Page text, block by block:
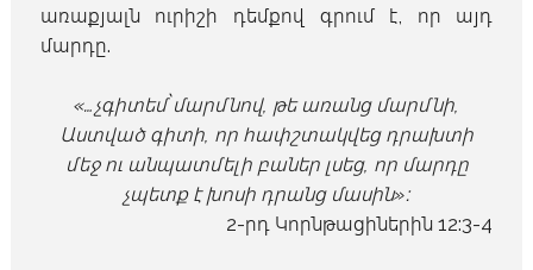
առաքյալն ուրիշի դեմքով գրում է, որ այդ
մարդը.
«…չգիտեմ՝ մարմնով, թե առանց մարմնի,
Աստված գիտի, որ հափշտակվեց դրախտի
մեջ ու անպատմելի բաներ լսեց, որ մարդը
չպետք է խոսի դրանց մասին»։
2-րդ Կորնթացիներին 12:3-4